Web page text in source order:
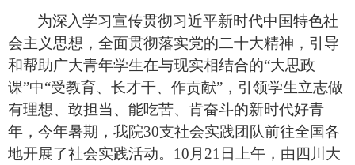
为深入学习宣传贯彻习近平新时代中国特色社
会主义思想，全面贯彻落实党的二十大精神，引导
和帮助广大青年学生在与现实相结合的“大思政
课”中“受教育、长才干、作贡献”，引领学生立志做
有理想、敢担当、能吃苦、肯奋斗的新时代好青
年，今年暑期，我院30支社会实践团队前往全国各
地开展了社会实践活动。10月21日上午，由四川大